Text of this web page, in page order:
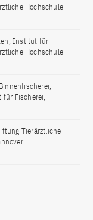
Hochschule
Institut für
Hochschule
für Fischerei,
Tierärztliche